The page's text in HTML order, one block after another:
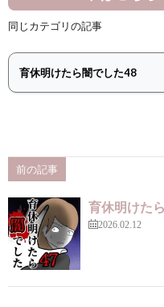
同じカテゴリの記事
前の記事
育休明けた
2026.02.12